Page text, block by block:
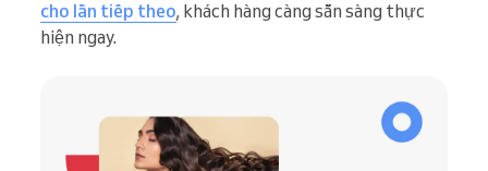
cho lần tiếp theo, khách hàng càng sẵn sàng thực
hiện ngay.